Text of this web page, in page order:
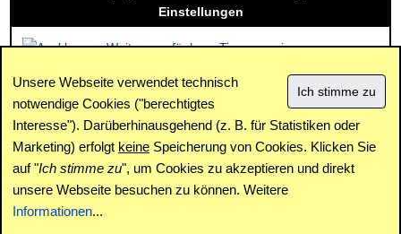
Einstellungen
Weitere verfügbare Tipps anzeigen
Unsere Webseite verwendet technisch
notwendige Cookies ("berechtigtes
Interesse"). Darüberhinausgehend (z. B. für Statistiken oder
Marketing) erfolgt keine Speicherung von Cookies. Klicken Sie
auf "Ich stimme zu", um Cookies zu akzeptieren und direkt
unsere Webseite besuchen zu können. Weitere
Informationen...
Impressum | Kontakt | Datenschutz / Cookies |
SPAM /
Abuse
| Newsletter | Forum